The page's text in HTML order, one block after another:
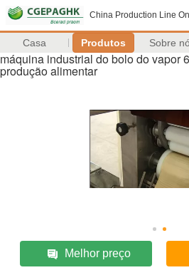
China Production Line
Casa Produtos Sobre
máquina industrial do bolo do vapor
produção alimentar
Melhor preço